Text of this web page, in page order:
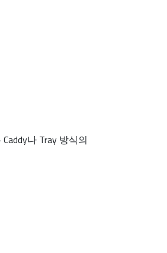
나 Tray 방식의